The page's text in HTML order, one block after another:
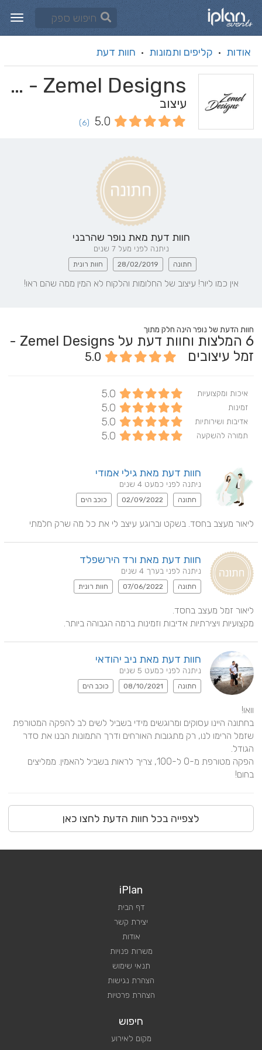
אודות · קליפים ותמונות · חוות דעת
Zemel Designs - זמל עיצובים
עיצוב
5.0
(6)
חוות דעת מאת נופר שהרבני
ניתנה לפני מעל 7 שנים
חתונה 28/02/2019 חוות רונית
אין כמו ליור! עיצוב של החלומות והלקוח לא המין ממה שהם ראו!
חוות הדעת של נופר הינה חלק מתוך
6
המלצות וחוות דעת על Zemel Designs -
זמל עיצובים
5.0
איכות ומקצועיות 5.0
זמינות 5.0
אדיבות ושירותיות 5.0
תמורה להשקעה 5.0
חוות דעת מאת גילי אמודי
ניתנה לפני כמעט 4 שנים
חתונה 02/09/2022 כוכב הים
ליאור מעצב בחסד. בשקט וברוגע עיצב לי את כל מה שרק חלמתי
חוות דעת מאת ורד הירשפלד
ניתנה לפני בערך 4 שנים
חתונה 07/06/2022 חוות רונית
מקצועיות ויצירתיות אדיבות וזמינות ברמה הגבוהה ביותר.
חוות דעת מאת ניב יהודאי
ניתנה לפני כמעט 5 שנים
חתונה 08/10/2021 כוכב הים
בחום!
לצפייה בכל חוות הדעת לחצו כאן
iPlan
דף הבית
יצירת קשר
אודות
משרות פנויות
תנאי שימוש
הצהרת נגישות
הצהרת פרטיות
חיפוש
מקום לאירוע